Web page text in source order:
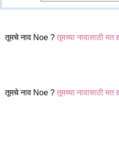
तूमचे नाव Noe ? तूमच्या नावासाठी मत
तूमचे नाव Noe ? तूमच्या नावासाठी मत